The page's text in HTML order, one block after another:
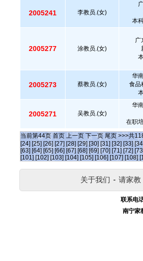
2005241 李教员.(女)
本
2005277 涂教员.(女)
广
2005273 蔡教员.(女)
华
食品
2005271 吴教员.(女)
华
在职
当前第44页 首页 上一页 下一页 尾页 >>>共
[24] [25] [26] [27] [28] [29] [30] [31] [32] [33]
[63] [64] [65] [66] [67] [68] [69] [70] [71] [72]
[101] [102] [103] [104] [105] [106] [107] [108]
关于我们 - 请家教
联系电
南宁家